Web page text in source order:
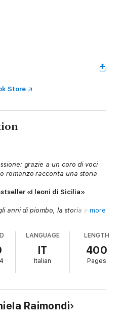
Store
grazie a un coro di voci
romanzo racconta una storia
«I leoni di Sicilia»
anni di piombo, la storia epica
magico e concretezza
vicende intime, dolori laceranti e
soprattutto di grandi sogni.
affascinante.»
more
LANGUAGE
IT
Italian
LENGTH
400
Pages
Raimondi